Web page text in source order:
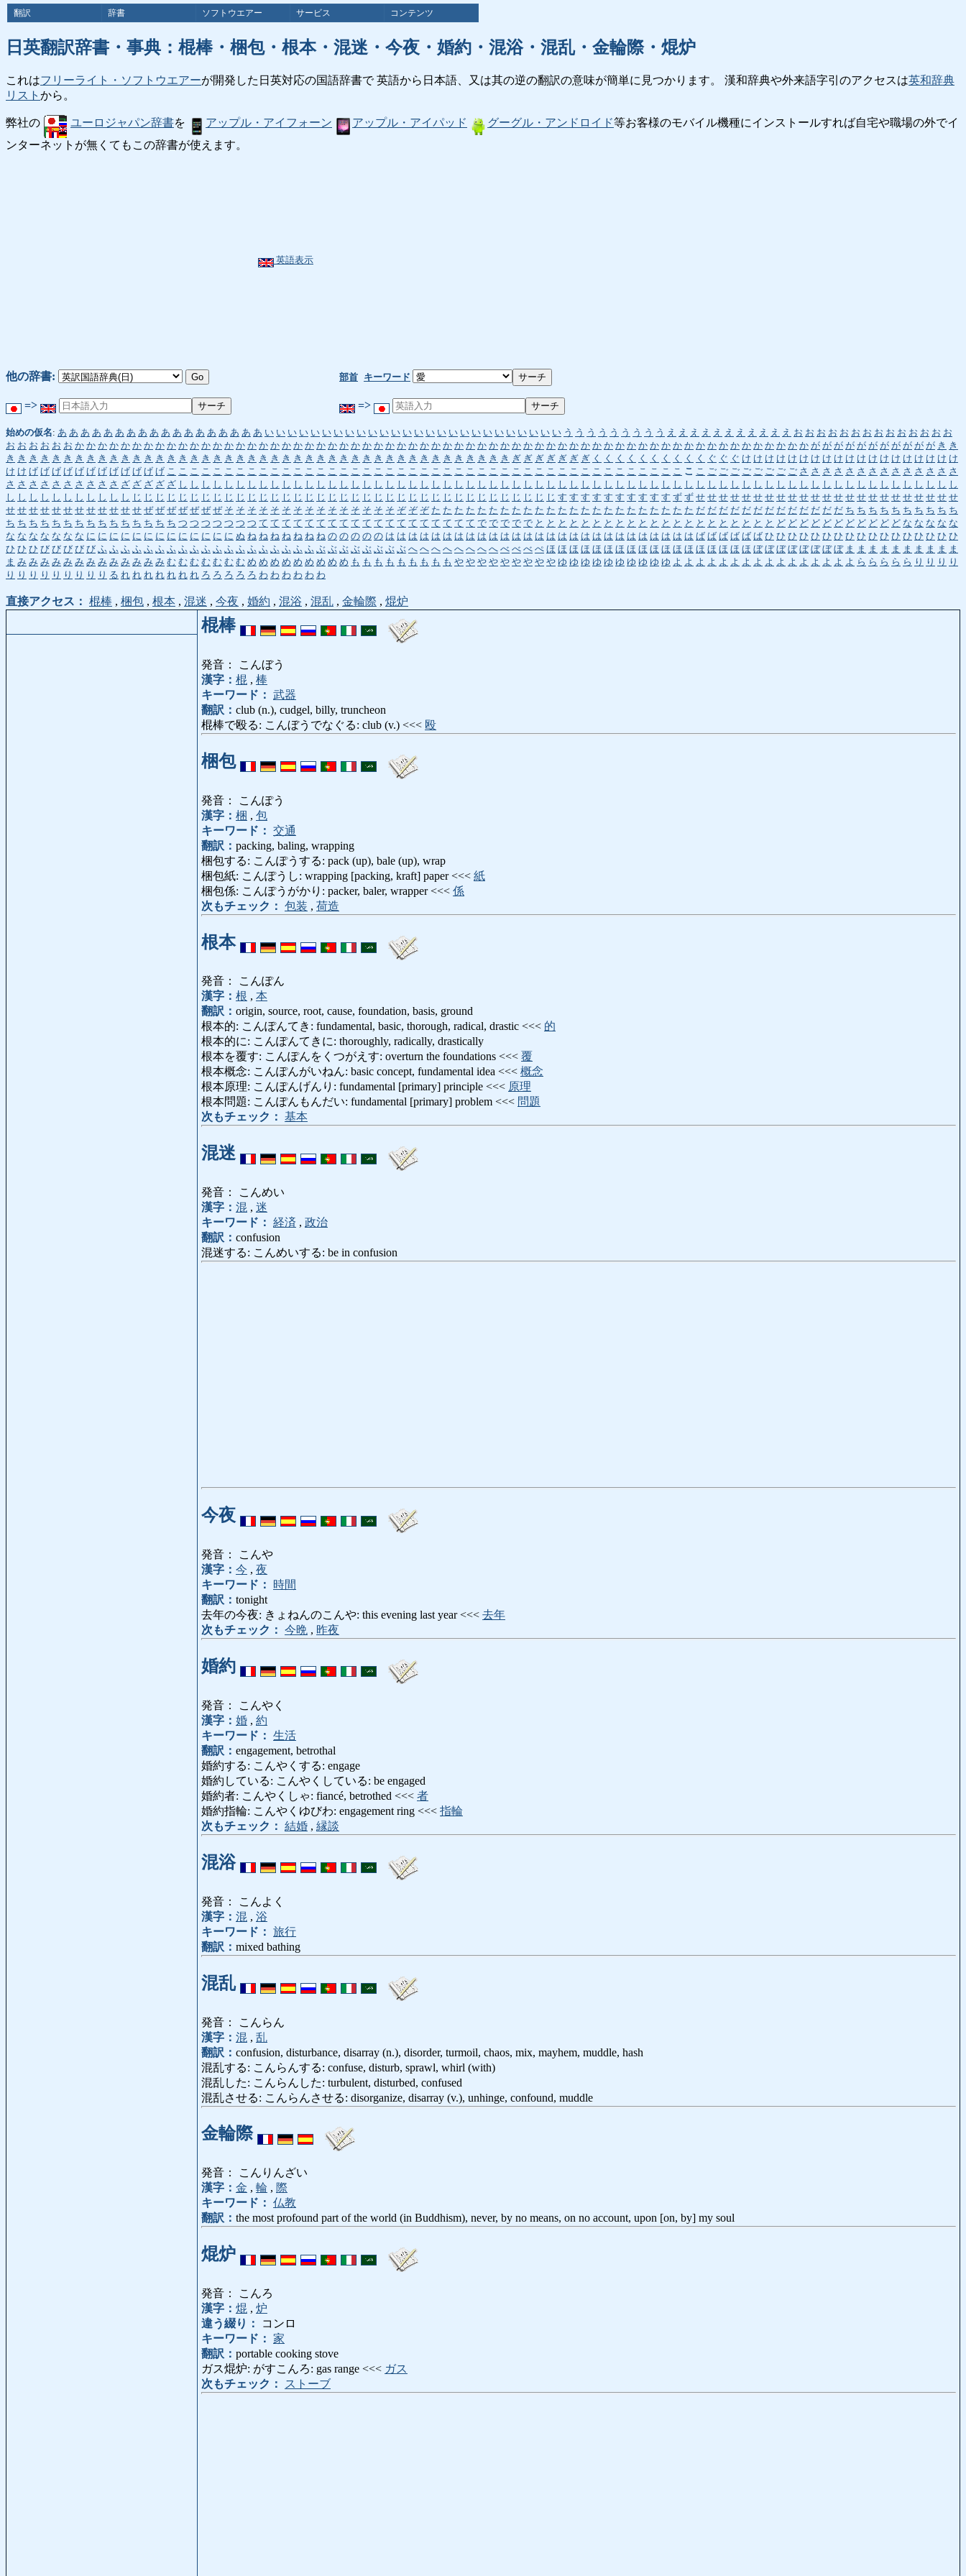
翻訳 辞書 ソフトウエアー サービス コンテンツ
日英翻訳辞書・事典：棍棒・梱包・根本・混迷・今夜・婚約・混浴・混乱・金輪際・焜炉
これはフリーライト・ソフトウエアーが開発した日英対応の国語辞書で 英語から日本語、又は其の逆の翻訳の意味が簡単に見つかります。 漢和辞典や外来語字引のアクセスは英和辞典
リスト から。
弊社の ユーロジャパン辞書を アップル・アイフォーン アップル・アイパッド グーグル・アンドロイド等お客様のモバイル機種にインストールすれば自宅や職場の外でイ
ンターネットが無くてもこの辞書が使えます。
英語表示
他の辞書: 部首 キーワード
=> =>
始めの仮名: あ あ あ あ あ あ あ あ あ あ あ あ あ あ あ あ あ あ い い い い い い い い い い い い い い い い い い い い い い い い い い う う う う う う う う う え え え え え え え え え え え お お お お お お お お お お お お お お
お お お お お お か か か か か か か か か か か か か か か か か か か か か か か か か か か か か か か か か か か か か か か か か か か か か か か か か か か か か か か か か か か か か か か か が が が が が が が が が が が き き
き き き き き き き き き き き き き き き き き き き き き き き き き き き き き き き き き き き き き き き き き き き き ぎ ぎ ぎ ぎ ぎ ぎ ぎ く く く く く く く く く く ぐ ぐ ぐ け け け け け け け け け け け け け け け け け け け
け け げ げ げ げ げ げ げ げ げ げ げ げ こ こ こ こ こ こ こ こ こ こ こ こ こ こ こ こ こ こ こ こ こ こ こ こ こ こ こ こ こ こ こ こ こ こ こ こ こ こ こ こ こ こ こ こ こ こ こ ご ご ご ご ご ご ご ご さ さ さ さ さ さ さ さ さ さ さ さ さ さ
さ さ さ さ さ さ さ さ さ さ ざ ざ ざ ざ ざ し し し し し し し し し し し し し し し し し し し し し し し し し し し し し し し し し し し し し し し し し し し し し し し し し し し し し し し し し し し し し し し し し し し し
し し し し し し し し し し し じ じ じ じ じ じ じ じ じ じ じ じ じ じ じ じ じ じ じ じ じ じ じ じ じ じ じ じ じ じ じ じ じ じ じ じ じ す す す す す す す す す す ず ず せ せ せ せ せ せ せ せ せ せ せ せ せ せ せ せ せ せ せ せ せ せ せ
せ せ せ せ せ せ せ せ せ せ せ せ ぜ ぜ ぜ ぜ ぜ ぜ ぜ そ そ そ そ そ そ そ そ そ そ そ そ そ そ そ ぞ ぞ ぞ た た た た た た た た た た た た た た た た た た た た た た た だ だ だ だ だ だ だ だ だ だ だ だ だ ち ち ち ち ち ち ち ち ち ち
ち ち ち ち ち ち ち ち ち ち ち ち ち ち ち つ つ つ つ つ つ つ て て て て て て て て て て て て て て て て て て て で で で で で と と と と と と と と と と と と と と と と と と と と と ど ど ど ど ど ど ど ど ど ど ど な な な な な
な な な な な な な に に に に に に に に に に に に に ぬ ね ね ね ね ね ね ね の の の の の は は は は は は は は は は は は は は は は は は は は は は は は は は は ば ば ば ば ば ば ひ ひ ひ ひ ひ ひ ひ ひ ひ ひ ひ ひ ひ ひ ひ ひ ひ
ひ ひ ひ び び び び び ふ ふ ふ ふ ふ ふ ふ ふ ふ ふ ふ ふ ふ ふ ふ ふ ふ ふ ふ ぶ ぶ ぶ ぶ ぶ ぶ ぶ ぶ へ へ へ へ へ へ へ へ べ べ べ ぺ ほ ほ ほ ほ ほ ほ ほ ほ ほ ほ ほ ほ ほ ほ ほ ほ ほ ほ ぼ ぼ ぼ ぼ ぼ ぼ ぼ ぼ ま ま ま ま ま ま ま ま ま ま
ま み み み み み み み み み み み み み む む む む む む む め め め め め め め め め も も も も も も も も も や や や や や や や や や ゆ ゆ ゆ ゆ ゆ ゆ ゆ ゆ ゆ ゆ よ よ よ よ よ よ よ よ よ よ よ よ よ よ よ よ ら ら ら ら ら り り り り
り り り り り り り り り る れ れ れ れ れ れ れ ろ ろ ろ ろ ろ わ わ わ わ わ わ
直接アクセス： 棍棒 , 梱包 , 根本 , 混迷 , 今夜 , 婚約 , 混浴 , 混乱 , 金輪際 , 焜炉
棍棒
発音： こんぼう
漢字： 棍 , 棒
キーワード： 武器
翻訳： club (n.), cudgel, billy, truncheon
棍棒で殴る: こんぼうでなぐる: club (v.) <<< 殴
梱包
発音： こんぽう
漢字： 梱 , 包
キーワード： 交通
翻訳： packing, baling, wrapping
梱包する: こんぽうする: pack (up), bale (up), wrap
梱包紙: こんぽうし: wrapping [packing, kraft] paper <<< 紙
梱包係: こんぽうがかり: packer, baler, wrapper <<< 係
次もチェック： 包装 , 荷造
根本
発音： こんぽん
漢字： 根 , 本
翻訳： origin, source, root, cause, foundation, basis, ground
根本的: こんぽんてき: fundamental, basic, thorough, radical, drastic <<< 的
根本的に: こんぽんてきに: thoroughly, radically, drastically
根本を覆す: こんぽんをくつがえす: overturn the foundations <<< 覆
根本概念: こんぽんがいねん: basic concept, fundamental idea <<< 概念
根本原理: こんぽんげんり: fundamental [primary] principle <<< 原理
根本問題: こんぽんもんだい: fundamental [primary] problem <<< 問題
次もチェック： 基本
混迷
発音： こんめい
漢字： 混 , 迷
キーワード： 経済 , 政治
翻訳： confusion
混迷する: こんめいする: be in confusion
今夜
発音： こんや
漢字： 今 , 夜
キーワード：
時間
翻訳： tonight
去年の今夜: きょねんのこんや: this evening last year <<< 去年
次もチェック： 今晩 , 昨夜
婚約
発音： こんやく
漢字： 婚 , 約
キーワード： 生活
翻訳： engagement, betrothal
婚約する: こんやくする: engage
婚約している: こんやくしている: be engaged
婚約者: こんやくしゃ: fiancé, betrothed <<< 者
婚約指輪: こんやくゆびわ: engagement ring <<< 指輪
次もチェック： 結婚 , 縁談
混浴
発音： こんよく
漢字： 混 , 浴
キーワード： 旅行
翻訳： mixed bathing
混乱
発音： こんらん
漢字： 混 , 乱
翻訳： confusion, disturbance, disarray (n.), disorder, turmoil, chaos, mix, mayhem, muddle, hash
混乱する: こんらんする: confuse, disturb, sprawl, whirl (with)
混乱した: こんらんした: turbulent, disturbed, confused
混乱させる: こんらんさせる: disorganize, disarray (v.), unhinge, confound, muddle
金輪際
発音： こんりんざい
漢字： 金 , 輪 , 際
キーワード： 仏教
翻訳： the most profound part of the world (in Buddhism), never, by no means, on no account, upon [on, by] my soul
焜炉
発音： こんろ
漢字： 焜 , 炉
違う綴り：
コンロ
キーワード： 家
翻訳： portable cooking stove
ガス焜炉: がすこんろ: gas range <<< ガス
次もチェック：
ストーブ